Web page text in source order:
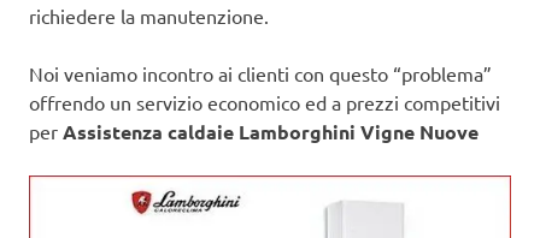
richiedere la manutenzione.
Noi veniamo incontro ai clienti con questo “problema”
offrendo un servizio economico ed a prezzi competitivi
per Assistenza caldaie Lamborghini Vigne Nuove